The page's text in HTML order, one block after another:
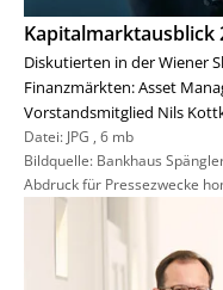
Kapitalmarktausblick
Diskutierten in der Wiener
Finanzmärkten: Asset
Vorstandsmitglied Nils
Datei: JPG ,6 mb
Bildquelle: Bankhaus
Abdruck für Pressezwecke